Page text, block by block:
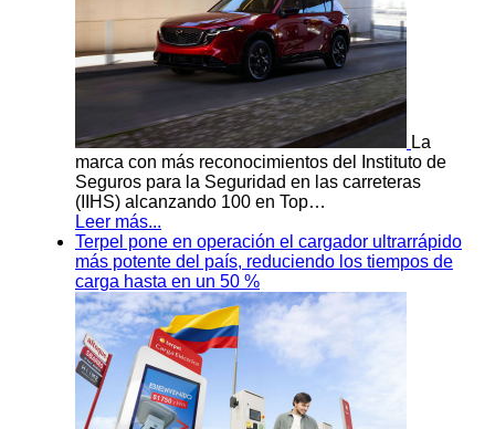
La
marca con más reconocimientos del Instituto de
Seguros para la Seguridad en las carreteras
(IIHS) alcanzando 100 en Top…
Leer más...
Terpel pone en operación el cargador ultrarrápido
más potente del país, reduciendo los tiempos de
carga hasta en un 50 %